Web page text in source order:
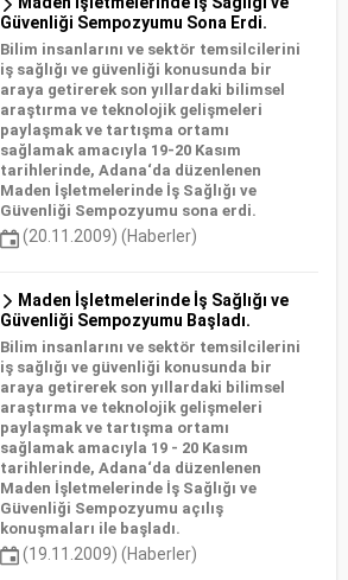
Güvenliği Sempozyumu Sona Erdi.
Bilim insanlarını ve sektör temsilcilerini
iş sağlığı ve güvenliği konusunda bir
araya getirerek son yıllardaki bilimsel
araştırma ve teknolojik gelişmeleri
paylaşmak ve tartışma ortamı
sağlamak amacıyla 19-20 Kasım
tarihlerinde, Adana‘da düzenlenen
Maden İşletmelerinde İş Sağlığı ve
Güvenliği Sempozyumu sona erdi.
(20.11.2009) (Haberler)
Maden İşletmelerinde İş Sağlığı ve
Güvenliği Sempozyumu Başladı.
Bilim insanlarını ve sektör temsilcilerini
iş sağlığı ve güvenliği konusunda bir
araya getirerek son yıllardaki bilimsel
araştırma ve teknolojik gelişmeleri
paylaşmak ve tartışma ortamı
sağlamak amacıyla 19 - 20 Kasım
tarihlerinde, Adana‘da düzenlenen
Maden İşletmelerinde İş Sağlığı ve
Güvenliği Sempozyumu açılış
konuşmaları ile başladı.
(19.11.2009) (Haberler)